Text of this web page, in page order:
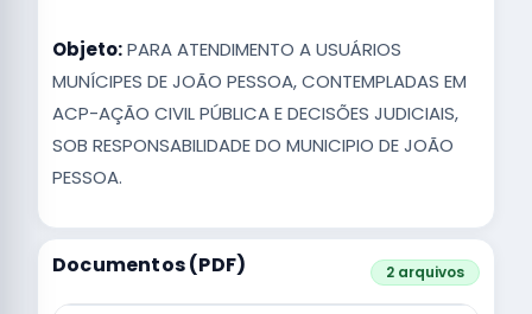
Objeto:PARA ATENDIMENTO A USUÁRIOS
MUNÍCIPES DE JOÃO PESSOA, CONTEMPLADAS EM
ACP-AÇÃO CIVIL PÚBLICA E DECISÕES JUDICIAIS,
SOB RESPONSABILIDADE DO MUNICIPIO DE JOÃO
PESSOA.
Documentos (PDF) 2 arquivos